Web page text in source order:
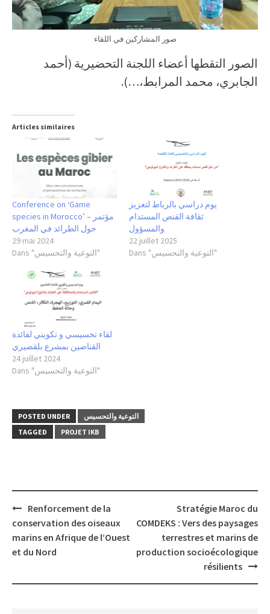
صور المشاركين في اللقاء
الصور التقطها أعضاء اللجنة التحضيرية (أحمد
الجابري، محمد المرابط،…).
Articles similaires
Conference on ‘Game
species in Morocco’ – مؤتمر
حول الطرائد في المغرب
29 mai 2024
Dans "التوعية والتحسيس"
يوم دراسي بالرباط لتعزيز
ثقافة القنص المستدام
والمسؤول
22 juillet 2025
Dans "التوعية والتحسيس"
لقاء تحسيسي و تكويني لفائدة
القناصين بمشرع بلقصيري
24 juillet 2024
Dans "التوعية والتحسيس"
POSTED UNDER
التوعية والتحسيس
TAGGED
PROJET IKB
Post
navigation
Renforcement de la
conservation des oiseaux
marins en Afrique de l’Ouest
et du Nord
Stratégie Maroc du
COMDEKS : Vers des paysages
terrestres et marins de
production socioécologique
résilients